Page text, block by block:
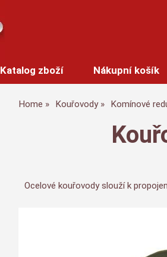
Katalog zboží Nákupní košík
Home Kouřovody Komínové
Ocelové kouřovody slouží k